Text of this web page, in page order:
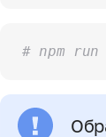
# npm